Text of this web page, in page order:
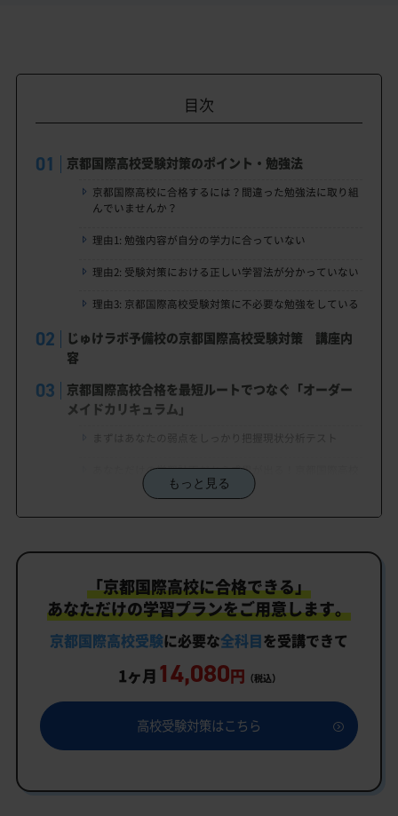
目次
京都国際高校受験対策のポイント・勉強法
京都国際高校に合格するには？間違った勉強法に取り組
んでいませんか？
理由1: 勉強内容が自分の学力に合っていない
理由2: 受験対策における正しい学習法が分かっていない
理由3: 京都国際高校受験対策に不必要な勉強をしている
じゅけラボ予備校の京都国際高校受験対策 講座内
容
京都国際高校合格を最短ルートでつなぐ「オーダー
メイドカリキュラム」
まずはあなたの弱点をしっかり把握現状分析テスト
あなただけの学習計画だから成果が出る！京都国際高校
合格に向けた受験対策カリキュラム
学習効果をしっかり確認定着度テスト
一人でも安心、学習相談
生徒にピッタリ合った「京都国際高校対策のオーダ
ーメイドカリキュラム」だから成果が出る！
カリキュラムや料金についてお気軽にご相談くださ
京都国際高校受験専門のオンライン家庭教師「いつ
でもクイック指導」もご用意
京都国際高校の特徴
もっと見る
「京都国際高校に合格できる」
あなただけの学習プランをご用意します。
京都国際高校受験に必要な全科目を受講できて
1ヶ月 14,080円 （税込）
高校受験対策はこちら